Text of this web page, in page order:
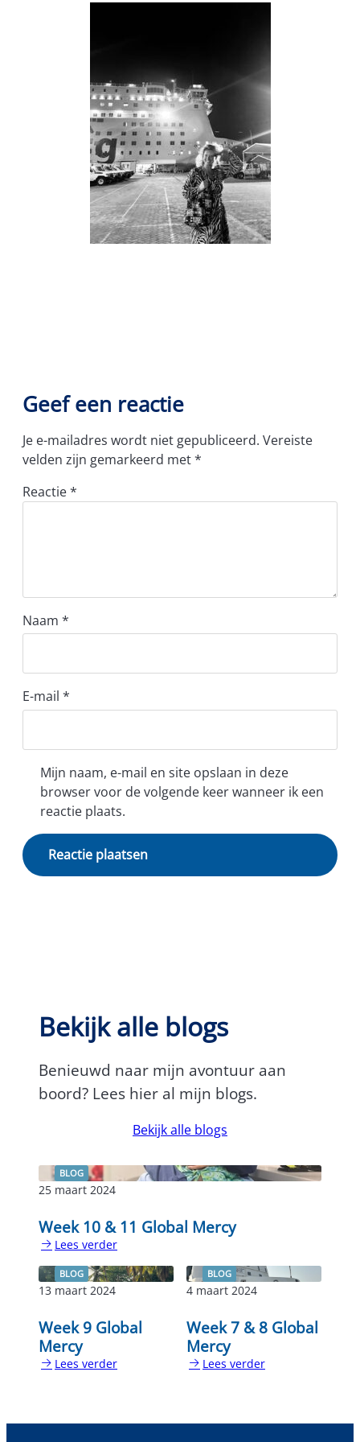
Geef een reactie
Je e-mailadres wordt niet gepubliceerd. Vereiste
velden zijn gemarkeerd met*
Reactie*
Naam *
E-mail *
Mijn naam, e-mail en site opslaan in deze
browser voor de volgende keer wanneer ik een
reactie plaats.
Bekijk alle blogs
Benieuwd naar mijn avontuur aan
boord? Lees hier al mijn blogs.
Bekijk alle blogs
BLOG
25 maart 2024
Week 10 & 11 Global Mercy
Lees verder
Week
10
11
Global
Mercy
BLOG
13 maart 2024
Week 9 Global
Mercy
Lees verder
Global
BLOG
4 maart 2024
Week 7 & 8 Global
Mercy
Lees verder
&